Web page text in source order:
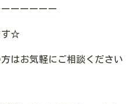
ーーーーー
☆
はお気軽にご相談ください